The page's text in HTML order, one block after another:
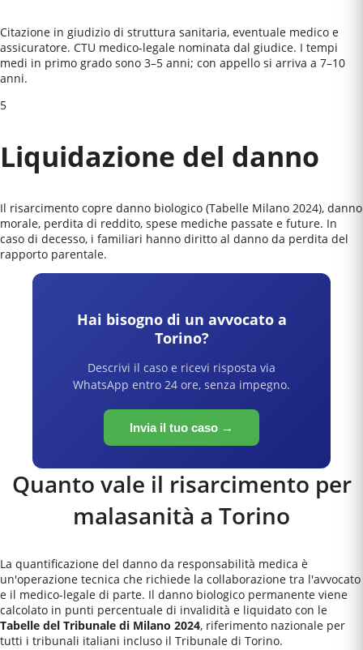
Citazione in giudizio di struttura sanitaria, eventuale medico e
assicuratore. CTU medico-legale nominata dal giudice. I tempi
medi in primo grado sono 3–5 anni; con appello si arriva a 7–10
anni.
5
Liquidazione del danno
Il risarcimento copre danno biologico (Tabelle Milano 2024), danno
morale, perdita di reddito, spese mediche passate e future. In
caso di decesso, i familiari hanno diritto al danno da perdita del
rapporto parentale.
Hai bisogno di un avvocato a
Torino?
Descrivi il caso e ricevi risposta via
WhatsApp entro 24 ore, senza impegno.
Invia il tuo caso →
Quanto vale il risarcimento per
malasanità a Torino
La quantificazione del danno da responsabilità medica è
un'operazione tecnica che richiede la collaborazione tra l'avvocato
e il medico-legale di parte. Il danno biologico permanente viene
calcolato in punti percentuale di invalidità e liquidato con le
Tabelle del Tribunale di Milano 2024, riferimento nazionale per
tutti i tribunali italiani incluso il Tribunale di Torino.